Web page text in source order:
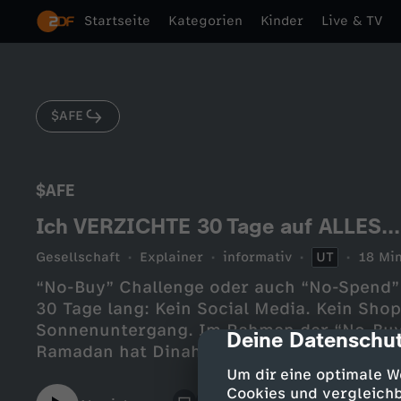
cmp-dialog-
Deine
Um dir eine optimale
Cookies und
Startseite Kategorien Kinder Live & TV
$AFE
$AFE
Ich VERZICHTE 30 Tage auf
Gesellschaft Explainer informativ UT 18
“No-Buy” Challenge oder auch “No-
30 Tage lang: Kein Social Media. Kein
Sonnenuntergang. Im Rahmen der “No-
Ramadan hat Dinah auf die Dinge
für sie sind. Wie ist das, wenn man so
verzichten muss? Und ist das überhaupt